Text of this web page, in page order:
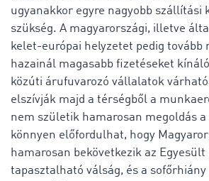
ugyanakkor egyre nagyobb szállítási
szükség. A magyarországi, illetve
kelet-európai helyzetet pedig tovább
hazainál magasabb fizetéseket
közúti árufuvarozó vállalatok
elszívják majd a térségből a
nem születik hamarosan megoldás
könnyen előfordulhat, hogy
hamarosan bekövetkezik az Egyesült
tapasztalható válság, és a sofőrhiány